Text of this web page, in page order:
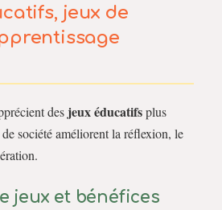
jeux de
des jeux éducatifsplus
société améliorent la réflexion, le
jeux et bénéfices